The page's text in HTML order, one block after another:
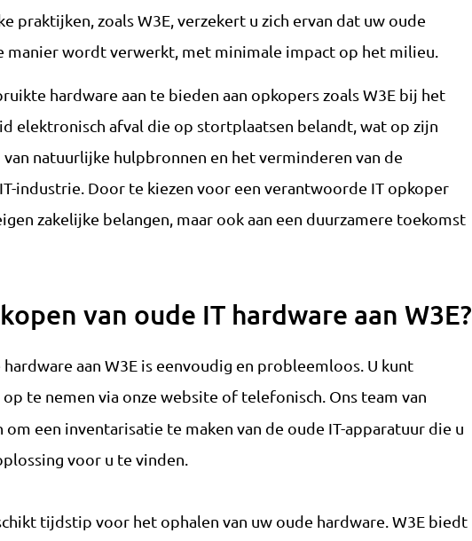
praktijken, zoals W3E, verzekert u zich ervan dat uw oude
manier wordt verwerkt, met minimale impact op het milieu.
hardware aan te bieden aan opkopers zoals W3E bij het
elektronisch afval die op stortplaatsen belandt, wat op zijn
natuurlijke hulpbronnen en het verminderen van de
industrie. Door te kiezen voor een verantwoorde IT opkoper
zakelijke belangen, maar ook aan een duurzamere toekomst
van oude IT hardware aan W3E?
aan W3E is eenvoudig en probleemloos. U kunt
te nemen via onze website of telefonisch. Ons team van
een inventarisatie te maken van de oude IT-apparatuur die u
voor u te vinden.
tijdstip voor het ophalen van uw oude hardware. W3E biedt